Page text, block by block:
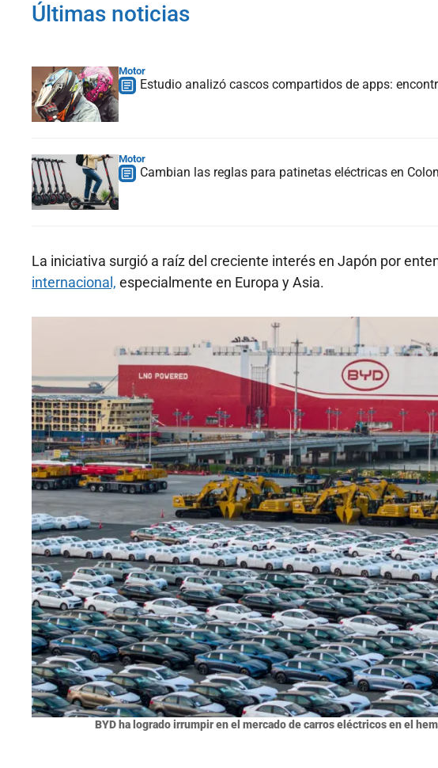
Últimas noticias
Motor
Estudio analizó cascos compartidos de apps:
Motor
Cambian las reglas para patinetas eléctricas en
La iniciativa surgió a raíz del creciente interés en Japón por
internacional, especialmente en Europa y Asia.
BYD ha logrado irrumpir en el mercado de carros eléctricos en el